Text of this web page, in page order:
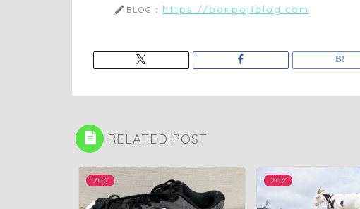
BLOG： https://bonpojiblog.com
RELATED POST
ブログ ブログ